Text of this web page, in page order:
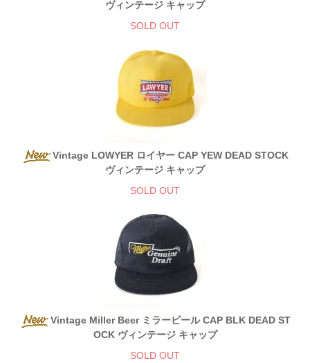
ヴィンテージ キャップ
SOLD OUT
Vintage LOWYER ロイヤー CAP YEW DEAD STOCK
ヴィンテージ キャップ
SOLD OUT
Vintage Miller Beer ミラービール CAP BLK DEAD ST
OCK ヴィンテージ キャップ
SOLD OUT